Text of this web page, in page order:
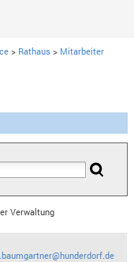
> Rathaus > Mitarbeiter
Verwaltung